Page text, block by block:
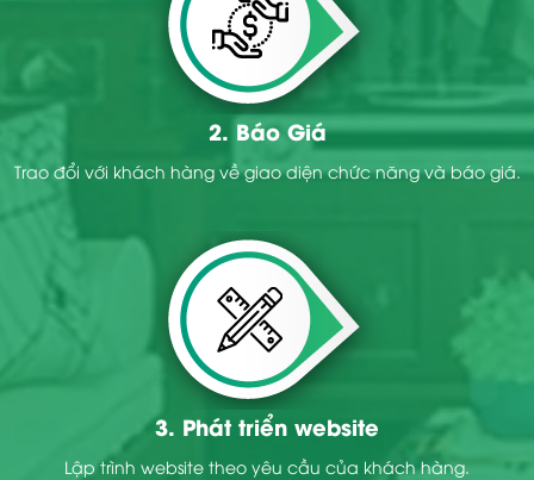
2. Báo Giá
Trao đổi với khách hàng về giao diện chức năng và báo giá.
3. Phát triển website
Lập trình website theo yêu cầu của khách hàng.